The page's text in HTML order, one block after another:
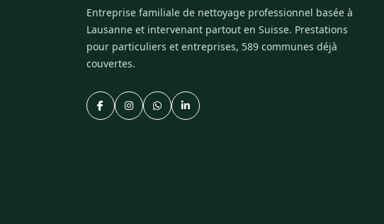
Entreprise familiale de nettoyage professionnel basée à
Lausanne et intervenant partout en Suisse. Prestations
pour particuliers et entreprises, 589 communes déjà
couvertes.